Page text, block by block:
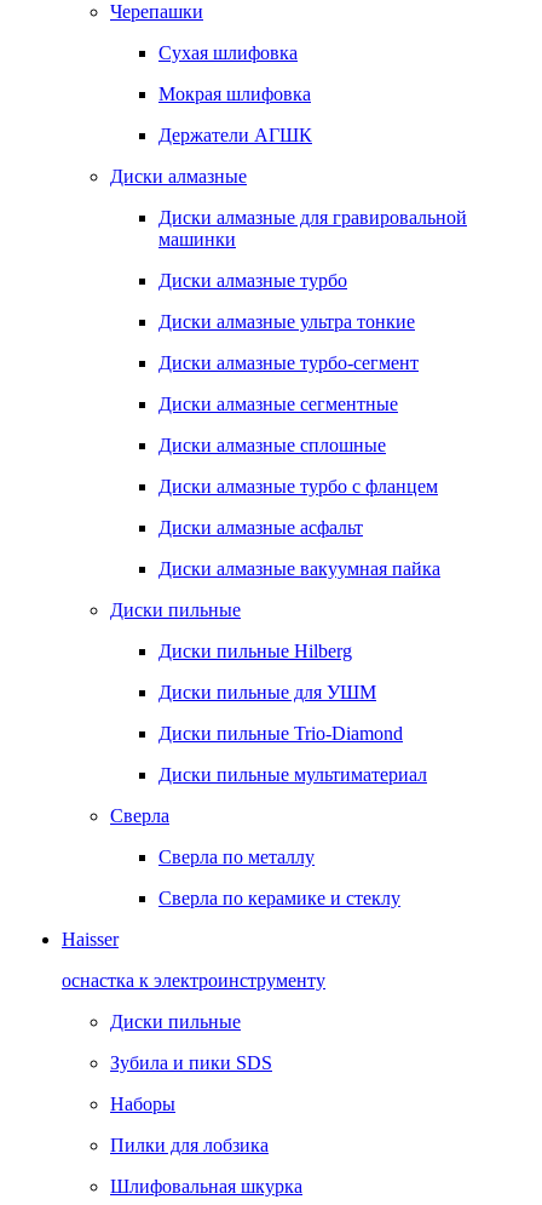
Черепашки
Сухая шлифовка
Мокрая шлифовка
Держатели АГШК
Диски алмазные
Диски алмазные для гравировальной
машинки
Диски алмазные турбо
Диски алмазные ультра тонкие
Диски алмазные турбо-сегмент
Диски алмазные сегментные
Диски алмазные сплошные
Диски алмазные турбо с фланцем
Диски алмазные асфальт
Диски алмазные вакуумная пайка
Диски пильные
Диски пильные Hilberg
Диски пильные для УШМ
Диски пильные Trio-Diamond
Диски пильные мультиматериал
Сверла
Сверла по металлу
Сверла по керамике и стеклу
Haisser
оснастка к электроинструменту
Диски пильные
Зубила и пики SDS
Наборы
Пилки для лобзика
Шлифовальная шкурка